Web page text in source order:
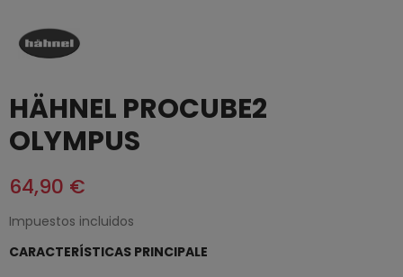
HÄHNEL PROCUBE2
OLYMPUS
64,90 €
Impuestos incluidos
CARACTERÍSTICAS PRINCIPALE